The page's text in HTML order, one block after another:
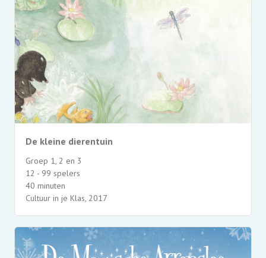
De kleine dierentuin
Groep 1, 2 en 3
12 - 99 spelers
40 minuten
Cultuur in je Klas, 2017